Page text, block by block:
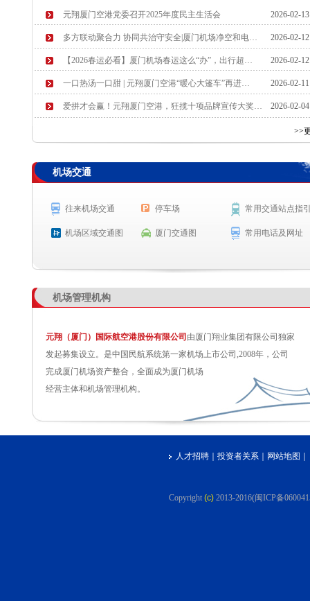
MF8407 贵阳 预计起飞 6:55
航空公司
元翔厦门空港党委召开2025年度民主生活会 2026-02-
多方联动聚合力 协同共治守安全|厦门机场净空和电… 2026-02-
【2026春运必看】厦门机场春运这么“办”，出行超… 2026-02-
一口热汤一口甜 | 元翔厦门空港“暖心大篷车”再进… 2026-02-
爱拼才会赢！元翔厦门空港，狂揽十项品牌宣传大奖… 2026-02-
>>
机场交通
往来机场交通 停车场 常用交通站点指
机场区域交通图 厦门交通图 常用电话及网址
机场管理机构
元翔（厦门）国际航空港股份有限公司 由厦门翔业集团有限公司独家
发起募集设立。是中国民航系统第一家机场上市公司,2008年，公司
完成厦门机场资产整合，全面成为厦门机场
经营主体和机场管理机构。
人才招聘 投资者关系 网站地图
Copyright (c) 2013-2016(闽ICP备